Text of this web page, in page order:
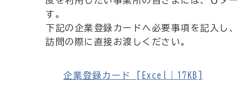
す。
下記の企業登録カードへ必要事項を記入し
訪問の際に直接お渡しください。
企業登録カード [Excel｜17KB]